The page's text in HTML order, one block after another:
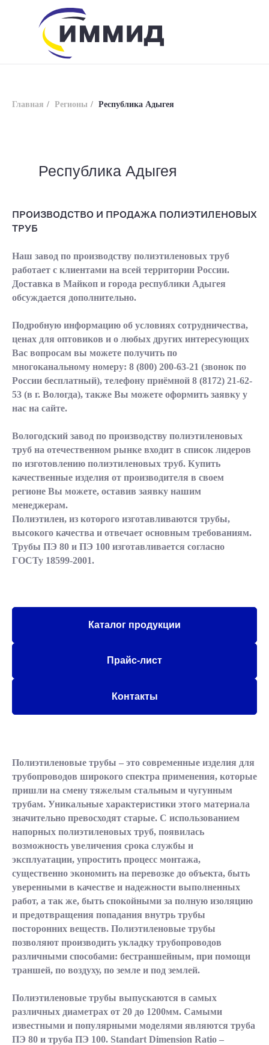
8 (800) 200-56-01
info@immid.ru
Главная / Регионы / Республика Адыгея
Республика Адыгея
ПРОИЗВОДСТВО И ПРОДАЖА ПОЛИЭТИЛЕНОВЫХ
ТРУБ
Наш завод по производству полиэтиленовых труб
работает с клиентами на всей территории России.
Доставка в Майкоп и города республики Адыгея
обсуждается дополнительно.
Подробную информацию об условиях сотрудничества,
ценах для оптовиков и о любых других интересующих
Вас вопросам вы можете получить по
многоканальному номеру: 8 (800) 200-63-21 (звонок по
России бесплатный), телефону приёмной 8 (8172) 21-62-
53 (в г. Вологда), также Вы можете оформить заявку у
нас на сайте.
Вологодский завод по производству полиэтиленовых
труб на отечественном рынке входит в список лидеров
по изготовлению полиэтиленовых труб. Купить
качественные изделия от производителя в своем
регионе Вы можете, оставив заявку нашим
менеджерам.
Полиэтилен, из которого изготавливаются трубы,
высокого качества и отвечает основным требованиям.
Трубы ПЭ 80 и ПЭ 100 изготавливается согласно
ГОСТу 18599-2001.
Каталог продукции
Прайс-лист
Контакты
Полиэтиленовые трубы – это современные изделия для
трубопроводов широкого спектра применения, которые
пришли на смену тяжелым стальным и чугунным
трубам. Уникальные характеристики этого материала
значительно превосходят старые. С использованием
напорных полиэтиленовых труб, появилась
возможность увеличения срока службы и
эксплуатации, упростить процесс монтажа,
существенно экономить на перевозке до объекта, быть
уверенными в качестве и надежности выполненных
работ, а так же, быть спокойными за полную изоляцию
и предотвращения попадания внутрь трубы
посторонних веществ. Полиэтиленовые трубы
позволяют производить укладку трубопроводов
различными способами: бестраншейным, при помощи
траншей, по воздуху, по земле и под землей.
Полиэтиленовые трубы выпускаются в самых
различных диаметрах от 20 до 1200мм. Самыми
известными и популярными моделями являются труба
ПЭ 80 и труба ПЭ 100. Standart Dimension Ratio –